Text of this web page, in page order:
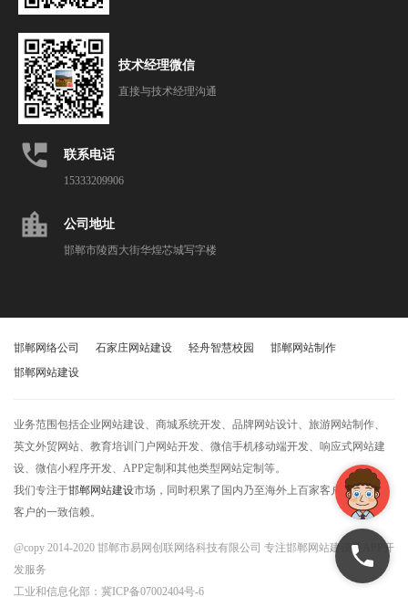
技术经理微信
直接与技术经理沟通
perm_phone_msg 联系电话
15333209906
location_city 公司地址
邯郸市陵西大街华煌芯城写字楼
邯郸网络公司 石家庄网站建设 轻舟智慧校园
邯郸网站制作
邯郸网站建设
业务范围包括企业网站建设、商城系统开发、品牌网站设计、旅游网站制作、
英文外贸网站、教育培训门户网站开发、微信手机移动端开发、响应式网站建
设、微信小程序开发、APP定制和其他类型网站定制等。
我们专注于邯郸网站建设市场，同时积累了国内乃至海外上百家客户，获得了
客户的一致信赖。
@copy 2014-2020 邯郸市易网创联网络科技有限公司 专注邯郸网站建设及APP开
发服务
工业和信息化部： 冀ICP备07002404号-6